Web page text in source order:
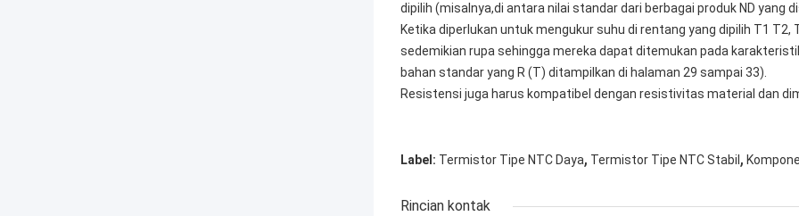
dipilih (misalnya,di antara nilai standar dari berbagai produk ND yang
Ketika diperlukan untuk mengukur suhu di rentang yang dipilih T1 T2,
sedemikian rupa sehingga mereka dapat ditemukan pada
bahan standar yang R (T) ditampilkan di halaman 29 sampai 33).
Resistensi juga harus kompatibel dengan resistivitas material dan
Label: Termistor Tipe NTC Daya, Termistor Tipe NTC Stabil ,
Rincian kontak